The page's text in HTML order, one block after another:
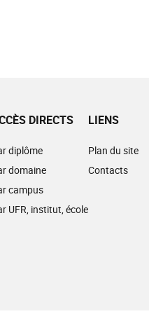
DIRECTS
diplôme
domaine
campus
UFR, institut, école
LIENS
Plan du site
Contacts